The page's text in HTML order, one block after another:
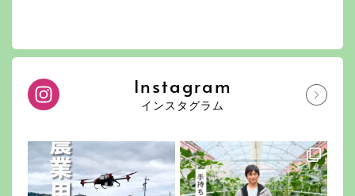
Instagram
インスタグラム